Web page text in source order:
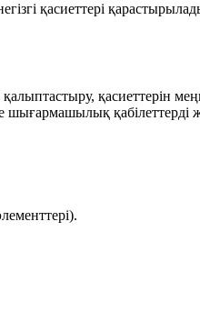
қасиеттері
қасиеттерін
қабілеттерді